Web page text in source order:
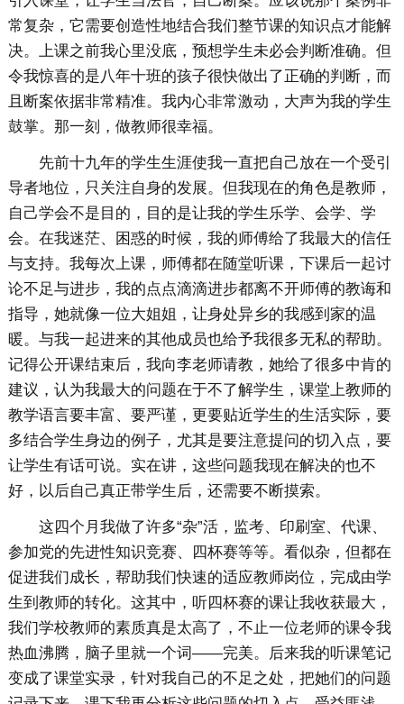
常复杂，它需要创造性地结合我们整节课的知识点才能解
决。上课之前我心里没底，预想学生未必会判断准确。但
令我惊喜的是八年十班的孩子很快做出了正确的判断，而
且断案依据非常精准。我内心非常激动，大声为我的学生
鼓掌。那一刻，做教师很幸福。
先前十九年的学生生涯使我一直把自己放在一个受引
导者地位，只关注自身的发展。但我现在的角色是教师，
自己学会不是目的，目的是让我的学生乐学、会学、学
会。在我迷茫、困惑的时候，我的师傅给了我最大的信任
与支持。我每次上课，师傅都在随堂听课，下课后一起讨
论不足与进步，我的点点滴滴进步都离不开师傅的教诲和
指导，她就像一位大姐姐，让身处异乡的我感到家的温
暖。与我一起进来的其他成员也给予我很多无私的帮助。
记得公开课结束后，我向李老师请教，她给了很多中肯的
建议，认为我最大的问题在于不了解学生，课堂上教师的
教学语言要丰富、要严谨，更要贴近学生的生活实际，要
多结合学生身边的例子，尤其是要注意提问的切入点，要
让学生有话可说。实在讲，这些问题我现在解决的也不
好，以后自己真正带学生后，还需要不断摸索。
这四个月我做了许多“杂”活，监考、印刷室、代课、
参加党的先进性知识竞赛、四杯赛等等。看似杂，但都在
促进我们成长，帮助我们快速的适应教师岗位，完成由学
生到教师的转化。这其中，听四杯赛的课让我收获最大，
我们学校教师的素质真是太高了，不止一位老师的课令我
热血沸腾，脑子里就一个词——完美。后来我的听课笔记
变成了课堂实录，针对我自己的不足之处，把她们的问题